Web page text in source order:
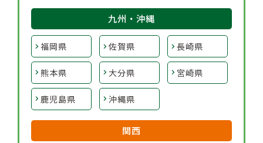
九州・沖縄
福岡県 佐賀県 長崎県
熊本県 大分県 宮崎県
鹿児島県 沖縄県
関西